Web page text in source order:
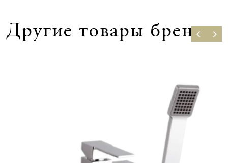
Другие товары бренда